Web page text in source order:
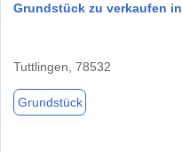
Grundstück zu verkaufen
Tuttlingen, 78532
Grundstück